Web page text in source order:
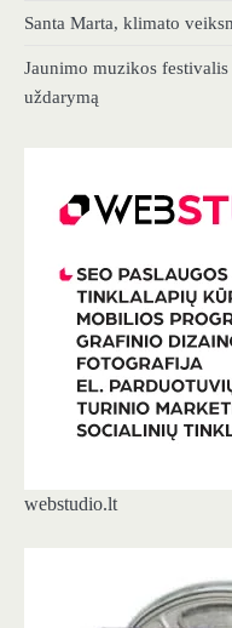
Santa Marta, klimato
Jaunimo muzikos
uždarymą
webstudio.lt